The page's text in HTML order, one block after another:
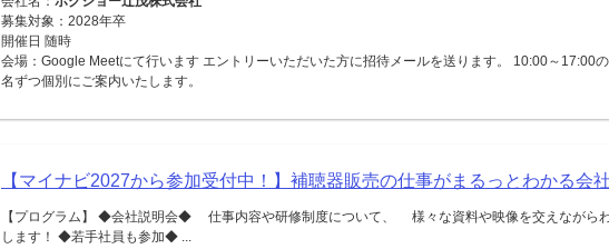
募集対象：2028年卒
開催日 随時
会場：Google Meetにて行います エントリーいただいた方に招待メールを送ります。 10:00～17:00
名ずつ個別にご案内いたします。
【マイナビ2027から参加受付中！】補聴器販売の仕事がまるっとわかる会
【プログラム】 ◆会社説明会◆ 仕事内容や研修制度について、 様々な資料や映像を交えながら
します！ ◆若手社員も参加◆ ...